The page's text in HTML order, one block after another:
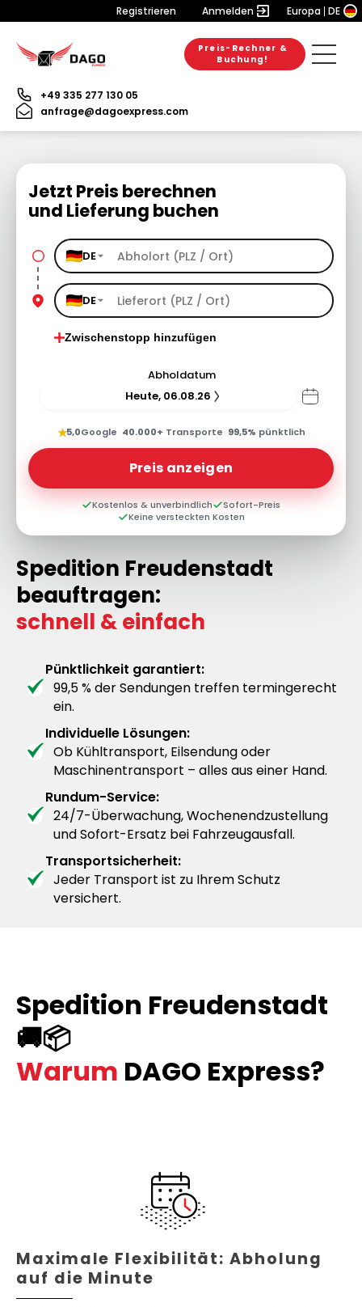
Registrieren Anmelden Europa DE
Preis-Rechner &
Buchung!
+49 335 277 130 05
anfrage@dagoexpress.com
Jetzt Preis berechnen
und Lieferung buchen
DE
DE
Zwischenstopp hinzufügen
Abholdatum
Heute, 06.08.26
★5,0Google· 40.000+ Transporte· 99,5% pünktlich
Preis anzeigen
Kostenlos & unverbindlich
Sofort-Preis
Keine versteckten Kosten
Spedition Freudenstadt
beauftragen:
schnell & einfach
Pünktlichkeit garantiert:
99,5 % der Sendungen treffen termingerecht
ein.
Individuelle Lösungen:
Ob Kühltransport, Eilsendung oder
Maschinentransport – alles aus einer Hand.
Rundum-Service:
24/7-Überwachung, Wochenendzustellung
und Sofort-Ersatz bei Fahrzeugausfall.
Transportsicherheit:
Jeder Transport ist zu Ihrem Schutz
versichert.
Spedition Freudenstadt
🚚📦
Warum DAGO Express?
Maximale Flexibilität: Abholung
auf die Minute